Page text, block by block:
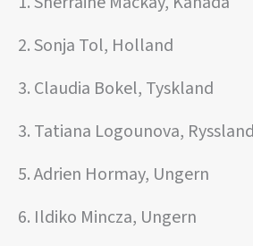
2. Sonja Tol, Holland
3. Claudia Bokel, Tyskland
3. Tatiana Logounova, Ryssland
5. Adrien Hormay, Ungern
6. Ildiko Mincza, Ungern